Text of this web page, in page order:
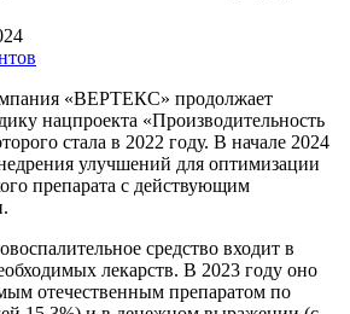
«ВЕРТЕКС» продолжает
нацпроекта «Производительность
стала в 2022 году. В начале 2024
улучшений для оптимизации
препарата с действующим
средство входит в
лекарств. В 2023 году оно
отечественным препаратом по